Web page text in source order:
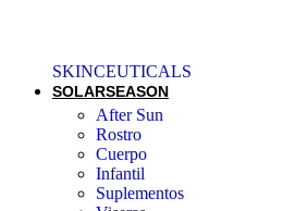
SKINCEUTICALS
SOLARSEASON
After Sun
Rostro
Cuerpo
Infantil
Suplementos